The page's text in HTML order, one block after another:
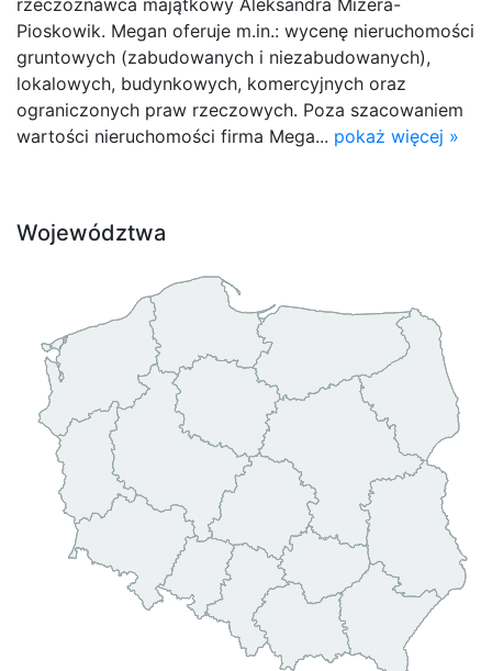
Pioskowik. Megan oferuje m.in.: wycenę nieruchomości
gruntowych (zabudowanych i niezabudowanych),
lokalowych, budynkowych, komercyjnych oraz
ograniczonych praw rzeczowych. Poza szacowaniem
wartości nieruchomości firma Mega... pokaż więcej »
Województwa